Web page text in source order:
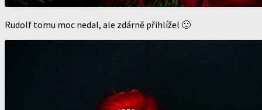
Rudolf tomu moc nedal, ale zdárně přihlížel 🙂